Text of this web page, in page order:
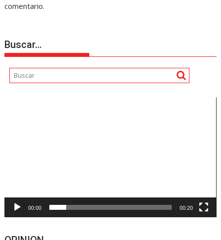
comentario.
Buscar…
00:00 00:20